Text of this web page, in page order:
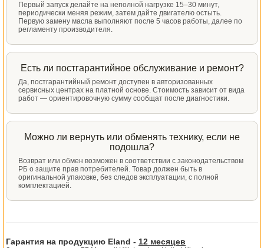
Первый запуск делайте на неполной нагрузке 15–30 минут,
периодически меняя режим, затем дайте двигателю остыть.
Первую замену масла выполняют после 5 часов работы, далее по
регламенту производителя.
Есть ли постгарантийное обслуживание и ремонт?
Да, постгарантийный ремонт доступен в авторизованных
сервисных центрах на платной основе. Стоимость зависит от вида
работ — ориентировочную сумму сообщат после диагностики.
Можно ли вернуть или обменять технику, если не
подошла?
Возврат или обмен возможен в соответствии с законодательством
РБ о защите прав потребителей. Товар должен быть в
оригинальной упаковке, без следов эксплуатации, с полной
комплектацией.
Гарантия на продукцию Eland - 12 месяцев